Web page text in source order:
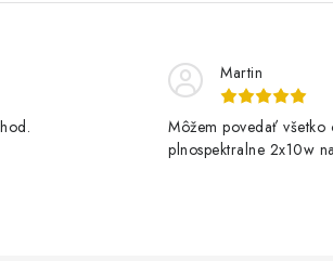
Martin
Môžem povedať všetko
plnospektralne 2x10w